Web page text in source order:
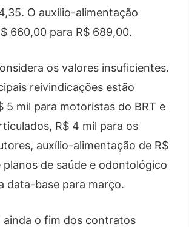
O auxílio-alimentação
660,00 para R$ 689,00.
os valores insuficientes.
reivindicações estão
5 mil para motoristas do BRT e
R$ 4 mil para os
auxílio-alimentação de R$
planos de saúde e odontológico
data-base para março.
ainda o fim dos contratos